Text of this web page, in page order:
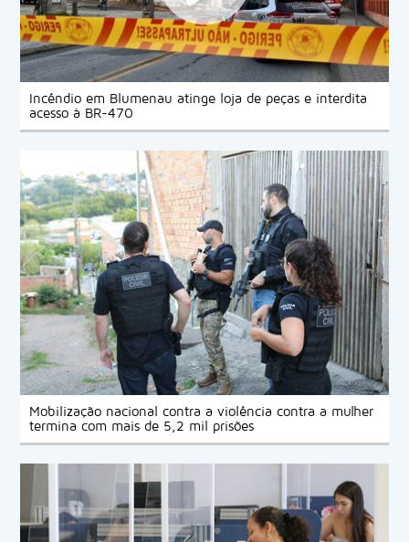
Segundo a direção da Village Dunas, a proposta vai
além da celebração do cinquentenário da empresa.
A intenção é preservar a história de Balneário
Gaivota por meio das lembranças de quem
acompanhou sua transformação desde 1976.
"Cada fotografia guarda uma história. Queremos
reunir essas memórias para mostrar às novas
desenvolveu ao longo dos anos, valorizando as
pessoas que fizeram parte dessa trajetória", destaca
a empresa.
Os interessados poderão comparecer à sede da
Village Dunas com suas fotografias. Após a
digitalização e identificação das imagens, as fotos
serão devolvidas no mesmo momento aos seus
donos, permitindo que passem a integrar o projeto
sem que os proprietários precisem abrir mão de seus
registros originais.
A campanha faz parte das ações comemorativas dos
50 anos da Imobiliária Village Dunas e reforça o
compromisso da empresa com a preservação da
Gaivota.
Incêndio em Blumenau atinge loja de peças e interdita
acesso à BR-470
Mobilização nacional contra a violência contra a mulher
termina com mais de 5,2 mil prisões